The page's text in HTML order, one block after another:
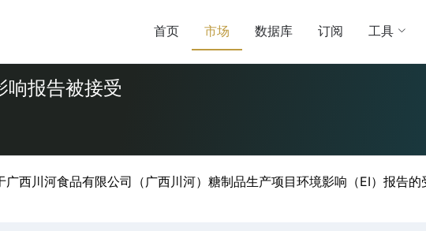
首页 市场 数据库 订阅 工具
报告被接受
西川河食品有限公司（广西川河）糖制品生产项目环境影响（EI）报告